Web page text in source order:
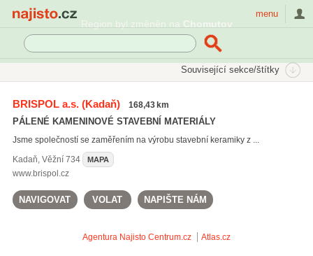
Region byl změněn na Chomutov
menu
Související sekce/štítky
šamotové cihly(12)
BRISPOL a.s.(Kadaň) 168,43 km
PÁLENÉ KAMENINOVÉ STAVEBNÍ MATERIÁLY
Jsme společností se zaměřením na výrobu stavební keramiky z ...
Kadaň, Věžní 734 MAPA
www.brispol.cz
NAVIGOVAT VOLAT NAPIŠTE NÁM
Agentura Najisto Centrum.cz Atlas.cz